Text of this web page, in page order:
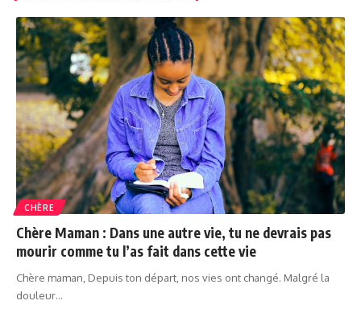
CHÈRE
Chère Maman : Dans une autre vie, tu ne devrais pas
mourir comme tu l’as fait dans cette vie
Chère maman, Depuis ton départ, nos vies ont changé. Malgré la
douleur…